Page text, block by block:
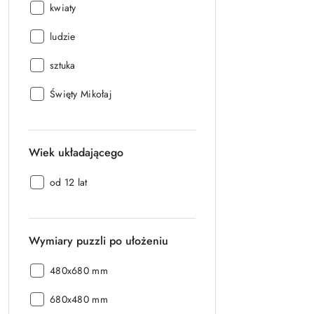
Tematyka
kwiaty
Tematyka
ludzie
Tematyka
sztuka
Tematyka
Święty Mikołaj
Wiek układającego
Wiek
od 12 lat
Wymiary puzzli po ułożeniu
Wymiary
po
480x680 mm
Wymiary
680x480 mm